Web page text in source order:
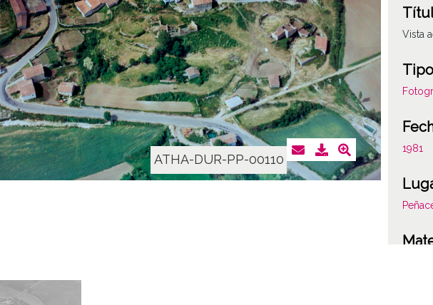
ATHA-DUR-PP-00110
Vista
1981